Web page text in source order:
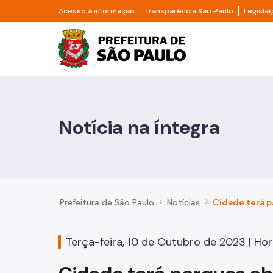
Pular para o Conteúdo principal
Acesso à informação Divisor de acesso à informação
Transparência São Paulo Divisor
Prefeitura de São
Casa e Moradia
Educação
Notícia na íntegra
Prefeitura de São Paulo Notícias
Terça-feira, 10 de Outubro de 2023 |